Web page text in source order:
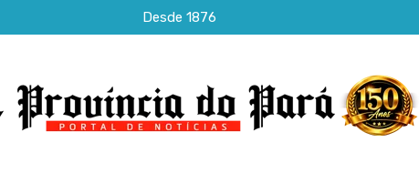
Desde 1876